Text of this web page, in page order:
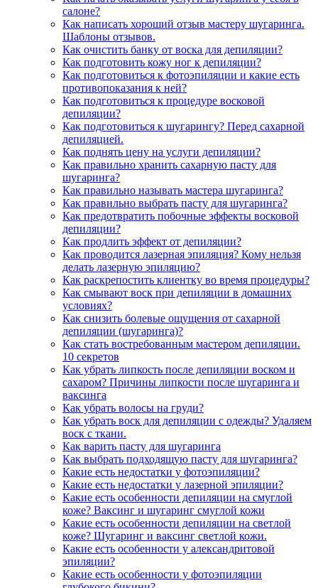
салоне?
Как написать хороший отзыв мастеру шугаринга.
Шаблоны отзывов.
Как очистить банку от воска для депиляции?
Как подготовить кожу ног к депиляции?
Как подготовиться к фотоэпиляции и какие есть
противопоказания к ней?
Как подготовиться к процедуре восковой
депиляции?
Как подготовиться к шугарингу? Перед сахарной
депиляцией.
Как поднять цену на услуги депиляции?
Как правильно хранить сахарную пасту для
шугаринга?
Как правильно называть мастера шугаринга?
Как правильно выбрать пасту для шугаринга?
Как предотвратить побочные эффекты восковой
депиляции?
Как продлить эффект от депиляции?
Как проводится лазерная эпиляция? Кому нельзя
делать лазерную эпиляцию?
Как раскрепостить клиентку во время процедуры?
Как смывают воск при депиляции в домашних
условиях?
Как снизить болевые ощущения от сахарной
депиляции (шугаринга)?
Как стать востребованным мастером депиляции.
10 секретов
Как убрать липкость после депиляции воском и
сахаром? Причины липкости после шугаринга и
ваксинга
Как убрать волосы на груди?
Как убрать воск для депиляции с одежды? Удаляем
воск с ткани.
Как варить пасту для шугаринга
Как выбрать подходящую пасту для шугаринга?
Какие есть недостатки у фотоэпиляции?
Какие есть недостатки у лазерной эпиляции?
Какие есть особенности депиляции на смуглой
коже? Ваксинг и шугаринг смуглой кожи
Какие есть особенности депиляции на светлой
коже? Шугаринг и ваксинг светлой кожи.
Какие есть особенности у александритовой
эпиляции?
Какие есть особенности у фотоэпиляции